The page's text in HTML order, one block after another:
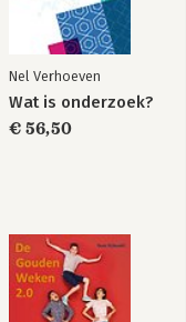
Nel Verhoeven
Wat is onderzoek?
€ 56,50